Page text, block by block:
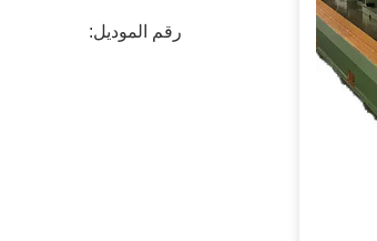
رقم الموديل: